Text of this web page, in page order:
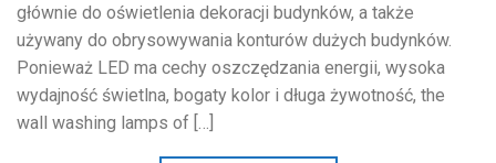
głównie do oświetlenia dekoracji budynków, a także
używany do obrysowywania konturów dużych budynków.
Ponieważ LED ma cechy oszczędzania energii, wysoka
wydajność świetlna, bogaty kolor i długa żywotność, the
wall washing lamps of […]